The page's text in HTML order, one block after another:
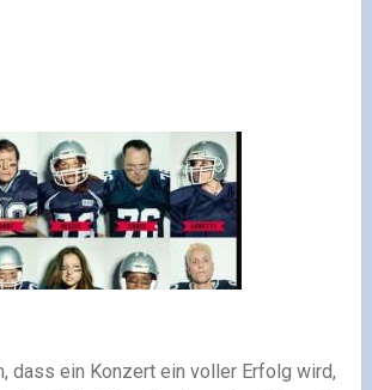
dass ein Konzert ein voller Erfolg wird,